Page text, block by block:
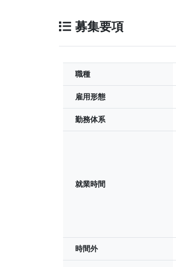
募集要項
職種
雇用形態
勤務体系
就業時間
時間外